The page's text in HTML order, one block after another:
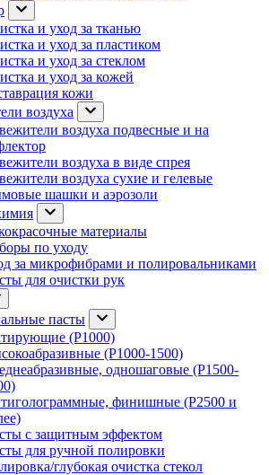
и уход за тканью
и уход за пластиком
и уход за стеклом
и уход за кожей
кожи
воздуха
воздуха подвесные и на
воздуха в виде спрея
воздуха сухие и гелевые
шашки и аэрозоли
материалы
по уходу
за микрофибрами и полировальниками
для очистки рук
пасты
(P1000)
(P1000-1500)
одношаговые (P1500-
финишные (P2500 и
с защитным эффектом
для ручной полировки
глубокая очистка стекол